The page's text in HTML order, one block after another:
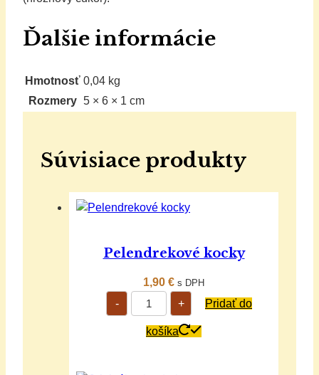
Ďalšie informácie
Hmotnosť 0,04 kg
Rozmery 5 × 6 × 1 cm
Súvisiace produkty
Pelendrekové kocky
1,90 € s DPH
-
množstvo
Pelendrekové
kocky
+ Pridať do
košíka